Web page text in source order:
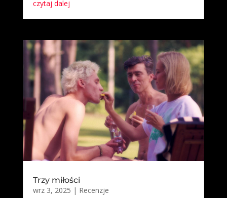
czytaj dalej
Trzy miłości
wrz 3, 2025 | Recenzje